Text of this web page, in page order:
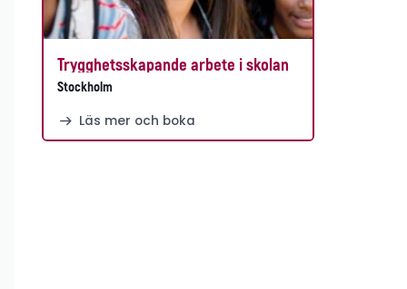
Trygghetsskapande arbete i skolan
Stockholm
Läs mer och boka